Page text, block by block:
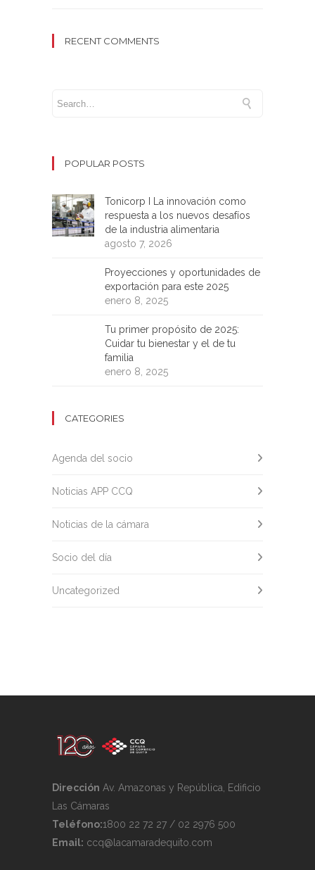
RECENT COMMENTS
POPULAR POSTS
Tonicorp I La innovación como
respuesta a los nuevos desafíos
de la industria alimentaria
agosto 7, 2026
Proyecciones y oportunidades de
exportación para este 2025
enero 8, 2025
Tu primer propósito de 2025:
Cuidar tu bienestar y el de tu
familia
enero 8, 2025
CATEGORIES
Agenda del socio
Noticias APP CCQ
Noticias de la cámara
Socio del día
Uncategorized
Dirección Av. Amazonas y República, Edificio
Las Cámaras
Teléfono:1800 22 72 27 / 02 2976 500
Email: ccq@lacamaradequito.com